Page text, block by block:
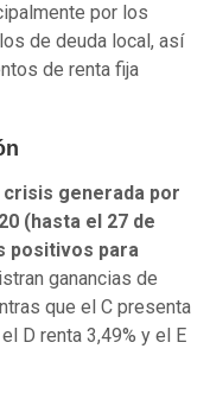
por los
de deuda local, así
de renta fija
generada por
(hasta el 27 de
positivos para
ganancias de
que el C presenta
D renta 3,49% y el E